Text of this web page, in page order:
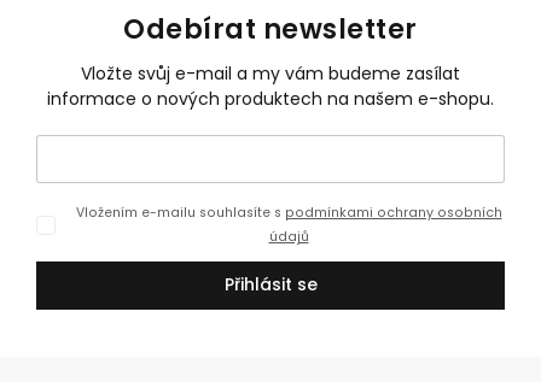
Odebírat newsletter
Vložte svůj e-mail a my vám budeme zasílat
informace o nových produktech na našem e-shopu.
Vložením e-mailu souhlasíte s podmínkami ochrany osobních
údajů
Přihlásit se